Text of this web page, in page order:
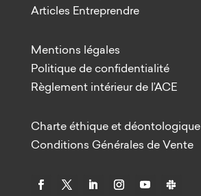
Articles Entreprendre
Mentions légales
Politique de confidentialité
Règlement intérieur de l’ACE
Charte éthique et déontologique
Conditions Générales de Vente